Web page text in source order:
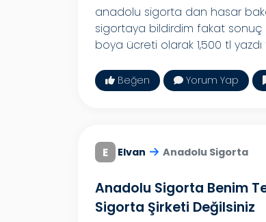
anadolu sigorta dan hasar
sigortaya bildirdim fakat sonuç
boya ücreti olarak 1,500 tl yazdı
Beğen Yorum Yap
E Elvan Anadolu Sigorta
Anadolu Sigorta Benim
Sigorta Şirketi Değilsiniz